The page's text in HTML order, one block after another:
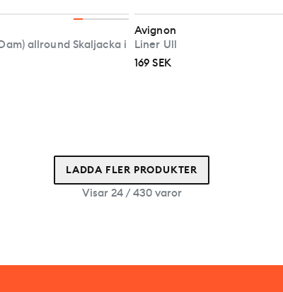
allround Skaljacka i
Avignon
Liner Ull
169 SEK
LADDA FLER PRODUKTER
Visar 24 / 430 varor